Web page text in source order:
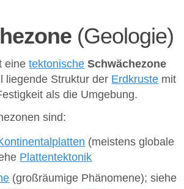
(Geologie)
einetektonische Schwächezone
liegende Struktur der Erdkruste mit
als die Umgebung.
sind:
(meistens globale
Plattentektonik
(großräumige Phänomene); siehe